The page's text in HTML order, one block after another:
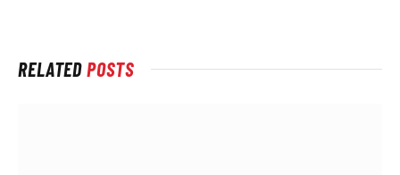
RELATEDPOSTS